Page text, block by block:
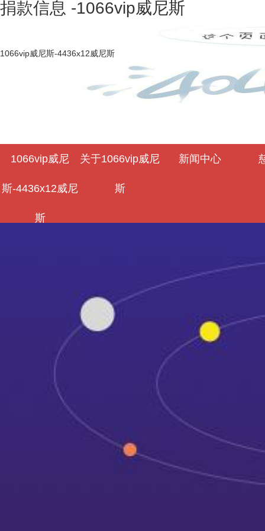
捐款信息 -1066vip威尼斯
1066vip威尼斯-4436x12威尼斯
1066vip威尼
斯-4436x12威尼
斯
关于1066vip威尼
斯
新闻中心